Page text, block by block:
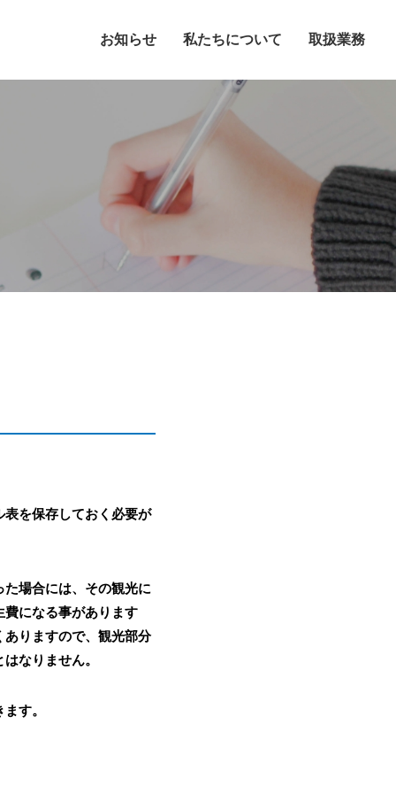
お知らせ 私たちについて 取扱業務
を保存しておく必要が
場合には、その観光に
費になる事があります
りますので、観光部分
なりません。
す。